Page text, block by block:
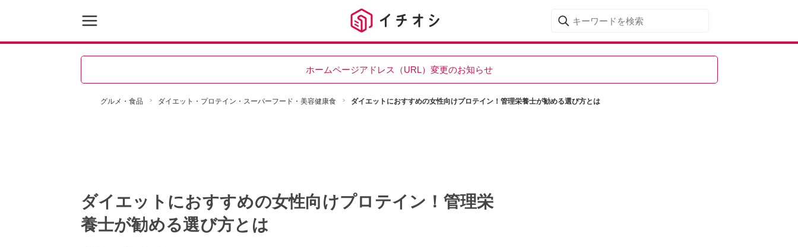
ホームページアドレス（URL）変更のお知らせ
グルメ・食品 ダイエット・プロテイン・スーパーフード・美容健康食 ダイエットにおすすめの女性向けプロテイン！管理栄養士が勧める選び方とは
ダイエットにおすすめの女性向けプロテイン！管理栄
養士が勧める選び方とは